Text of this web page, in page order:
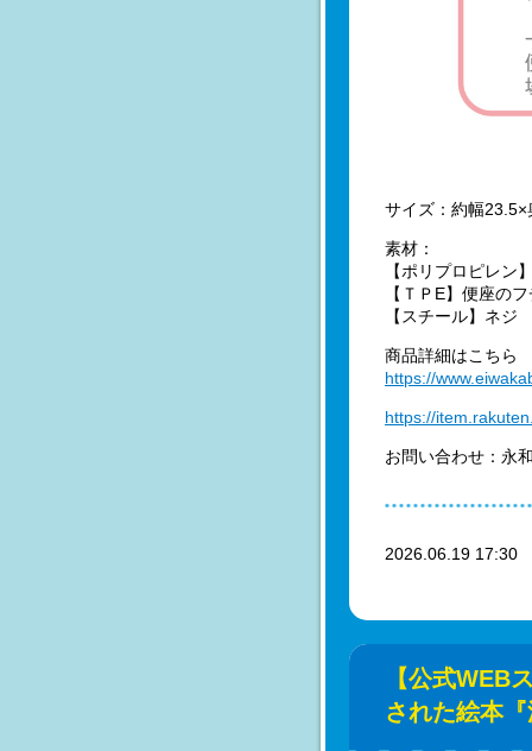
サイズ：約幅
素材：
【ポリプロピレン
【ＴＰE】便座の
【スチール】ネジ
商品詳細はこちら
https://
https://
お問い合わせ：永
2026.06.19
【公式WEB
された絵本